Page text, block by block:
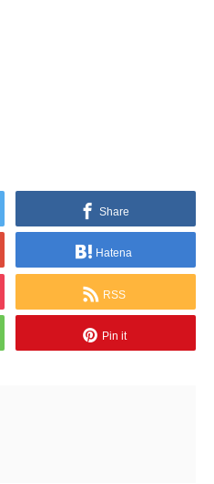
Share
Hatena
RSS
Pin it